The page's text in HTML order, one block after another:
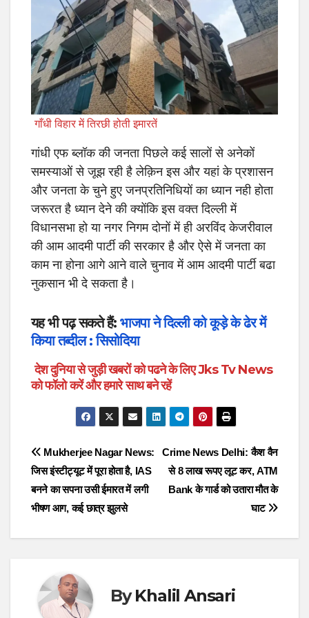
गाँधी विहार में तिरछी होती इमारतें
गांधी एफ ब्लॉक की जनता पिछले कई सालों से अनेकों
समस्याओं से जूझ रही है लेक़िन इस और यहां के प्रशासन
और जनता के चुने हुए जनप्रतिनिधियों का ध्यान नही होता
जरूरत है ध्यान देने की क्योंकि इस वक्त दिल्ली में
विधानसभा हो या नगर निगम दोनों में ही अरविंद केजरीवाल
की आम आदमी पार्टी की सरकार है और ऐसे में जनता का
काम ना होना आगे आने वाले चुनाव में आम आदमी पार्टी बढा
नुकसान भी दे सकता है।
यह भी पढ़ सकते हैं: भाजपा ने दिल्ली को कूड़े के ढेर में
किया तब्दील : सिसोदिया
देश दुनिया से जुड़ी खबरों को पढने के लिए Jks Tv News
को फॉलो करें और हमारे साथ बने रहें
Post
navigation
Crime News Delhi: कैश वैन
से 8 लाख रूपए लूट कर, ATM
Bank के गार्ड को उतारा मौत के
घाट
Mukherjee Nagar News:
जिस इंस्टीट्यूट में पूरा होता है, IAS
बनने का सपना उसी ईमारत में लगी
भीषण आग, कई छात्र झुलसे
ByKhalil Ansari